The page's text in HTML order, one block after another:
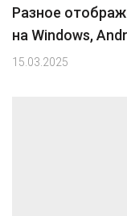
Разное
на Windows,
15.03.2025